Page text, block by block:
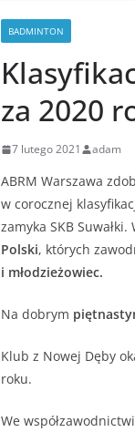
BADMINTON
za 2020
7 lutego 2021 adam
ABRM Warszawa
w corocznej
zamyka SKB
Polski, których
i młodzieżowiec.
Na dobrym
Klub z Nowej Dęby
roku.
We